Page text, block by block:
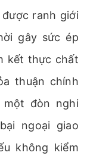
ranh giới
gây sức ép
kết thực chất
thuận chính
một đòn nghi
ngoại giao
không kiểm